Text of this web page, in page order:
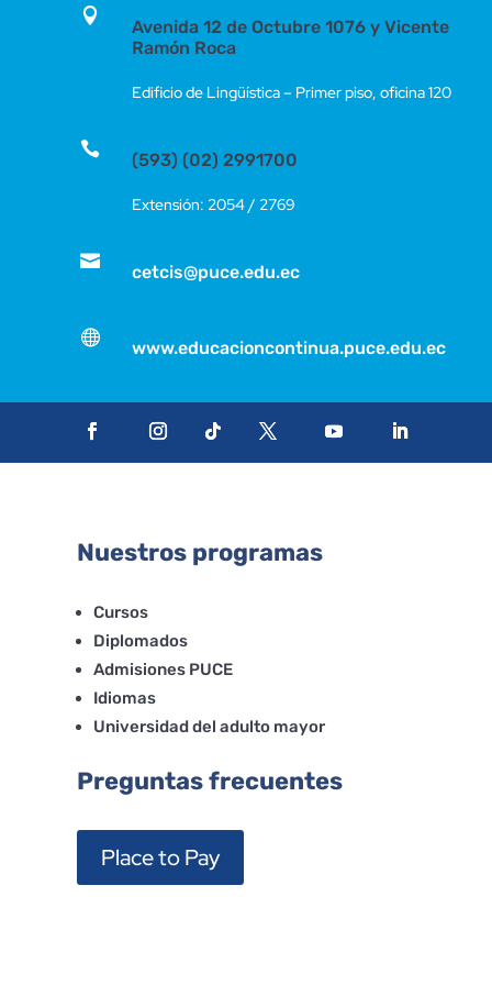
empleo
sostenible
competitiva
otros

Avenida 12 de Octubre 1076 y Vicente
Ramón Roca
Edificio de Lingüística – Primer piso, oficina 120

(593) (02) 2991700
Extensión: 2054 / 2769

cetcis@puce.edu.ec

www.educacioncontinua.puce.edu.ec
Nuestros programas
Cursos
Diplomados
Admisiones PUCE
Idiomas
Universidad del adulto mayor
Preguntas frecuentes
Place to Pay